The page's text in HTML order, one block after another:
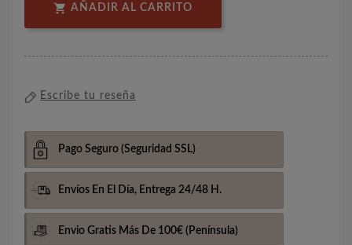
 AÑADIR AL CARRITO
Escribe tu reseña
Pago Seguro (Seguridad SSL)
Envíos En El Día, Entrega 24/48 H.
Envio Gratis Más De 100€ (Península)